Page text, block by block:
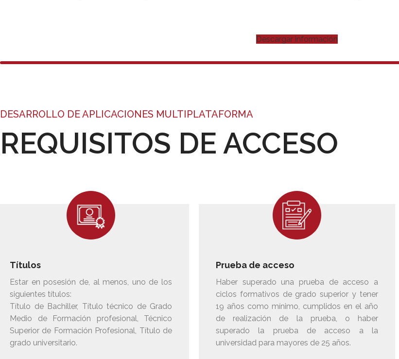
Descargar información
DESARROLLO DE APLICACIONES MULTIPLATAFORMA
REQUISITOS DE ACCESO
Títulos
Estar en posesión de, al menos, uno de los
siguientes títulos:
Título de Bachiller, Título técnico de Grado
Medio de Formación profesional, Técnico
Superior de Formación Profesional, Título de
grado universitario.
Prueba de acceso
Haber superado una prueba de acceso a
ciclos formativos de grado superior y tener
19 años como mínimo, cumplidos en el año
de realización de la prueba, o haber
superado la prueba de acceso a la
universidad para mayores de 25 años.